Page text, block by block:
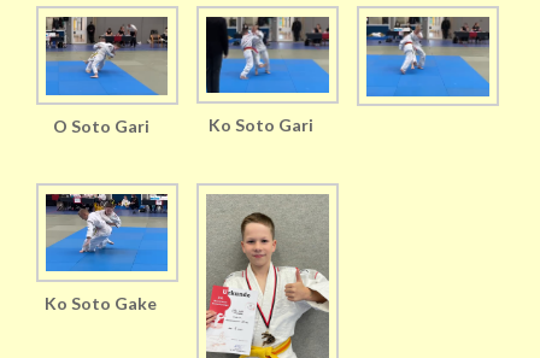
O Soto Gari Ko Soto Gari
Ko Soto Gake